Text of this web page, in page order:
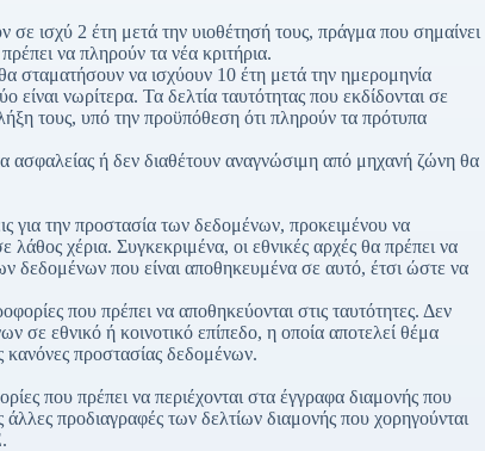
σε ισχύ 2 έτη μετά την υιοθέτησή τους, πράγμα που σημαίνει
να πληρούν τα νέα κριτήρια.
σταματήσουν να ισχύουν 10 έτη μετά την ημερομηνία
νωρίτερα. Τα δελτία ταυτότητας που εκδίδονται σε
τους, υπό την προϋπόθεση ότι πληρούν τα πρότυπα
ασφαλείας ή δεν διαθέτουν αναγνώσιμη από μηχανή ζώνη θα
για την προστασία των δεδομένων, προκειμένου να
χέρια. Συγκεκριμένα, οι εθνικές αρχές θα πρέπει να
δεδομένων που είναι αποθηκευμένα σε αυτό, έτσι ώστε να
που πρέπει να αποθηκεύονται στις ταυτότητες. Δεν
σε εθνικό ή κοινοτικό επίπεδο, η οποία αποτελεί θέμα
προστασίας δεδομένων.
που πρέπει να περιέχονται στα έγγραφα διαμονής που
άλλες προδιαγραφές των δελτίων διαμονής που χορηγούνται